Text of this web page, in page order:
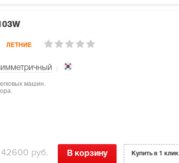
ЛЕТНИЕ
машин.
руб. В корзину Купить в 1 клик